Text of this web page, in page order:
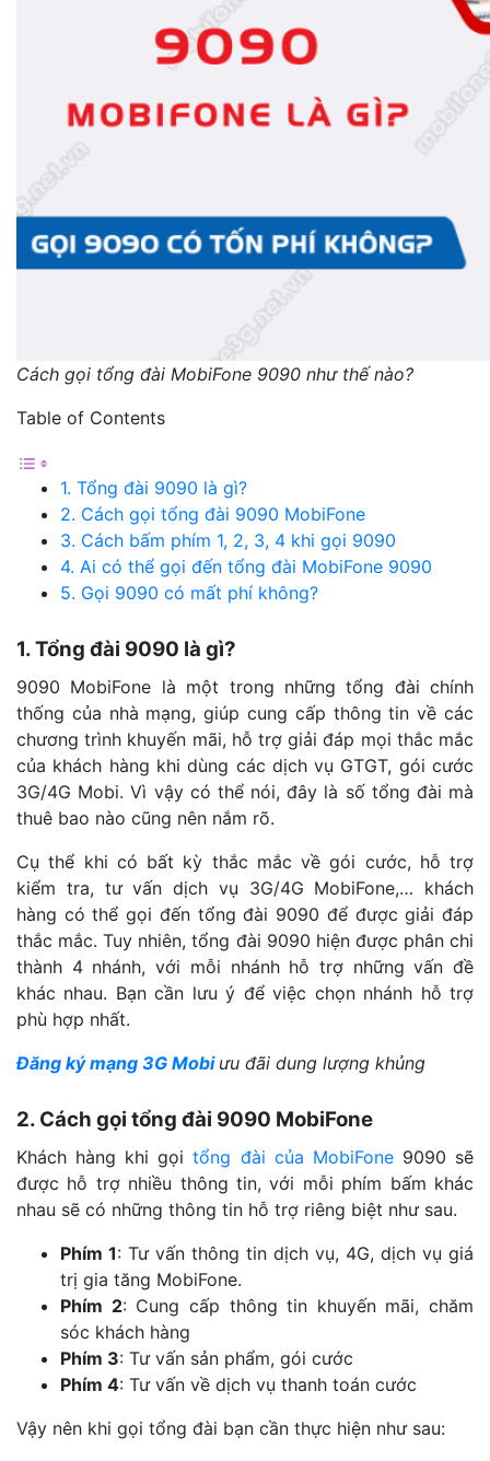
Cách gọi tổng đài MobiFone 9090 như thế nào?
Table of Contents
1. Tổng đài 9090 là gì?
2. Cách gọi tổng đài 9090 MobiFone
3. Cách bấm phím 1, 2, 3, 4 khi gọi 9090
4. Ai có thể gọi đến tổng đài MobiFone 9090
5. Gọi 9090 có mất phí không?
1. Tổng đài 9090 là gì?
9090 MobiFone là một trong những tổng đài chính
thống của nhà mạng, giúp cung cấp thông tin về các
chương trình khuyến mãi, hỗ trợ giải đáp mọi thắc mắc
của khách hàng khi dùng các dịch vụ GTGT, gói cước
3G/4G Mobi. Vì vậy có thể nói, đây là số tổng đài mà
thuê bao nào cũng nên nắm rõ.
Cụ thể khi có bất kỳ thắc mắc về gói cước, hỗ trợ
kiểm tra, tư vấn dịch vụ 3G/4G MobiFone,… khách
hàng có thể gọi đến tổng đài 9090 để được giải đáp
thắc mắc. Tuy nhiên, tổng đài 9090 hiện được phân chi
thành 4 nhánh, với mỗi nhánh hỗ trợ những vấn đề
khác nhau. Bạn cần lưu ý để việc chọn nhánh hỗ trợ
phù hợp nhất.
Đăng ký mạng 3G Mobi ưu đãi dung lượng khủng
2. Cách gọi tổng đài 9090 MobiFone
Khách hàng khi gọi tổng đài của MobiFone9090 sẽ
được hỗ trợ nhiều thông tin, với mỗi phím bấm khác
nhau sẽ có những thông tin hỗ trợ riêng biệt như sau.
Phím 1: Tư vấn thông tin dịch vụ, 4G, dịch vụ giá
trị gia tăng MobiFone.
Phím 2: Cung cấp thông tin khuyến mãi, chăm
sóc khách hàng
Phím 3: Tư vấn sản phẩm, gói cước
Phím 4: Tư vấn về dịch vụ thanh toán cước
Vậy nên khi gọi tổng đài bạn cần thực hiện như sau: